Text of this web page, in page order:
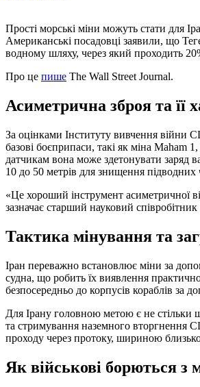
Прості морські міни можуть стати для Ірану потужним інструментом, щоб посіяти хаос у глобальній економіці.
Американські посадовці заявили, що
водному шляху, через який проходить
Про це пише The Wall Street Journal.
Асиметрична зброя та її
За оцінками Інституту вивчення війни
базові боєприпаси, такі як міна Maham
датчикам вона може здетонувати заряд
10 до 50 метрів для знищення
«Це хороший інструмент асиметричної
зазначає старший науковий
Тактика мінування та
Іран переважно встановлює міни за
судна, що робить їх виявлення
безпосередньо до корпусів кораблів за
Для Ірану головною метою є не стільки
та стримування наземного вторгнення
проходу через протоку, шириною близько
Як військові борються з